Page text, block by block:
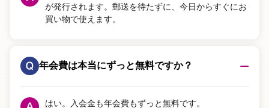
が発行されます。郵送を待たずに、今日からすぐにお
買い物で使えます。
年会費は本当にずっと無料ですか？
はい。入会金も年会費もずっと無料です。